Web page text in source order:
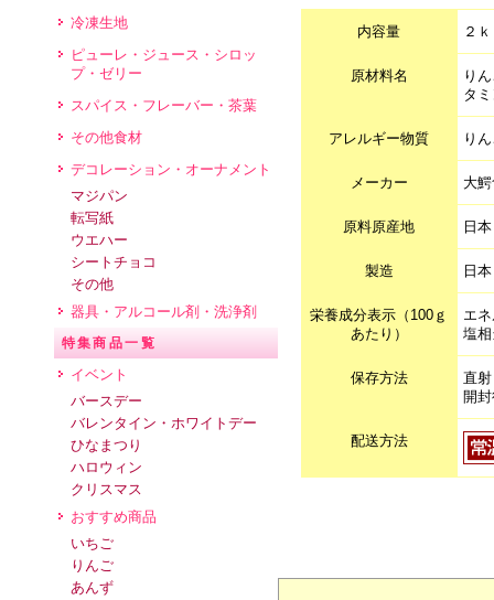
冷凍生地
ピューレ・ジュース・シロッ
プ・ゼリー
スパイス・フレーバー・茶葉
その他食材
デコレーション・オーナメント
マジパン
転写紙
ウエハー
シートチョコ
その他
器具・アルコール剤・洗浄剤
特集商品一覧
イベント
バースデー
バレンタイン・ホワイトデー
ひなまつり
ハロウィン
クリスマス
おすすめ商品
いちご
りんご
あんず
内容量 ２
原材料名
り
タ
アレルギー物質 り
メーカー 大
原料原産地 日本
製造 日本
栄養成分表示（100ｇ
あたり）
エ
塩
保存方法
直
開
配送方法